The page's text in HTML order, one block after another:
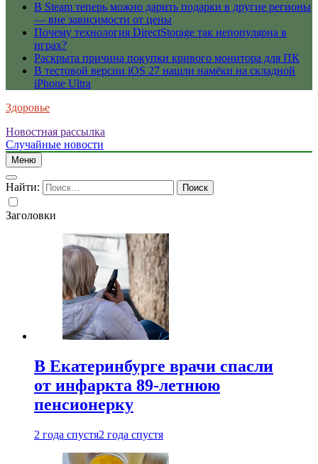
В Steam теперь можно дарить подарки в другие регионы
— вне зависимости от цены
Почему технология DirectStorage так непопулярна в
играх?
Раскрыта причина покупки кривого монитора для ПК
В тестовой версии iOS 27 нашли намёки на складной
iPhone Ultra
Здоровье
Новостная рассылка
Случайные новости
Меню
Найти:
Заголовки
В Екатеринбурге врачи спасли
от инфаркта 89-летнюю
пенсионерку
2 года спустя2 года спустя